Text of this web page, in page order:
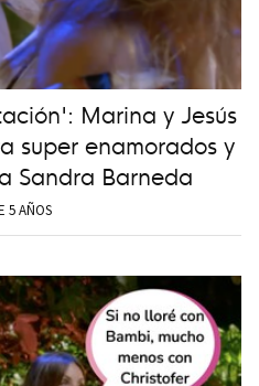
Marina y Jesús
super enamorados y
Sandra Barneda
5 AÑOS